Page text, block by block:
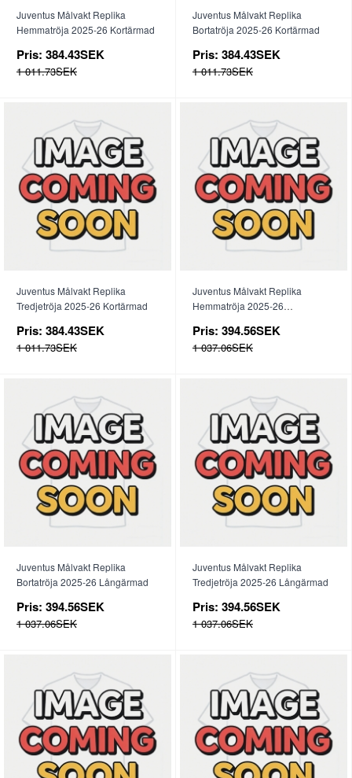
Juventus Målvakt Replika
Hemmatröja 2025-26 Kortärmad
Pris: 384.43SEK
1 011.73SEK
Juventus Målvakt Replika
Bortatröja 2025-26 Kortärmad
Pris: 384.43SEK
1 011.73SEK
Juventus Målvakt Replika
Tredjetröja 2025-26 Kortärmad
Pris: 384.43SEK
1 011.73SEK
Juventus Målvakt Replika
Hemmatröja 2025-26
Pris: 394.56SEK
1 037.06SEK
Juventus Målvakt Replika
Bortatröja 2025-26 Långärmad
Pris: 394.56SEK
1 037.06SEK
Juventus Målvakt Replika
Tredjetröja 2025-26 Långärmad
Pris: 394.56SEK
1 037.06SEK